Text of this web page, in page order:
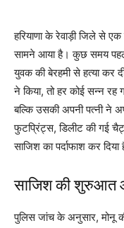
हरियाणा के रेवाड़ी जिले से
सामने आया है। कुछ समय
युवक की बेरहमी से हत्या कर
ने किया, तो हर कोई सन्न रह
बल्कि उसकी अपनी पत्नी ने
फुटप्रिंट्स, डिलीट की गई
साजिश का पर्दाफाश कर दिया
साजिश की
पुलिस जांच के अनुसार, मोनू